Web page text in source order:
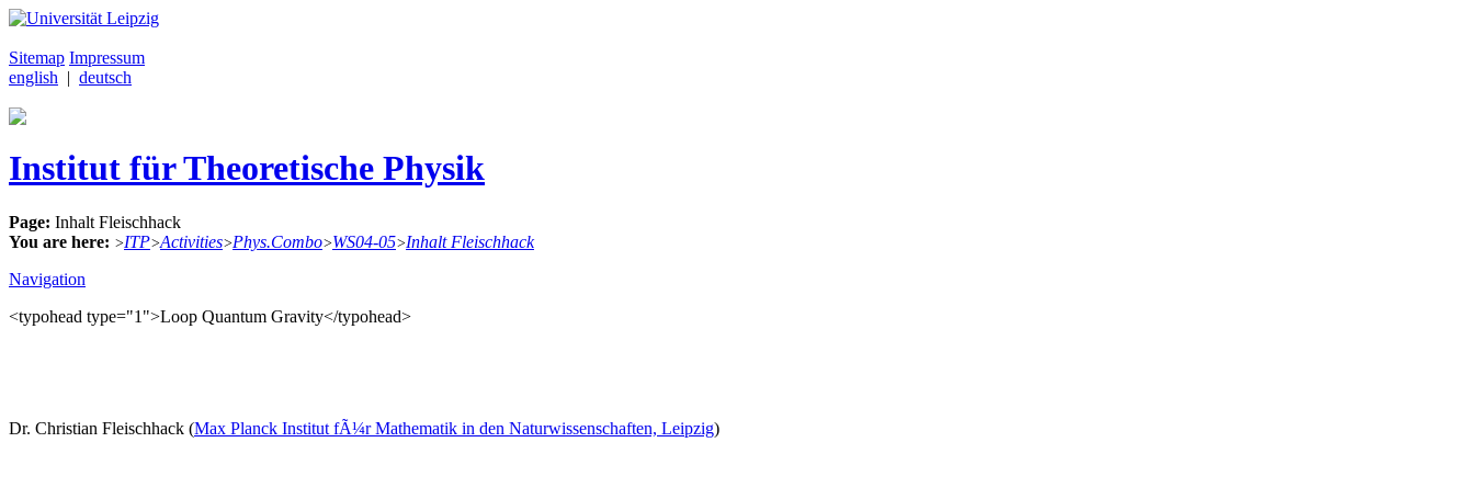
Sitemap Impressum
english | deutsch
Institut für Theoretische Physik
Page: Inhalt Fleischhack
You are here: >ITP>Activities>Phys.Combo>WS04-05>Inhalt Fleischhack
Navigation
<typohead type="1">Loop Quantum Gravity</typohead>
Dr. Christian Fleischhack (Max Planck Institut fÃ¼r Mathematik in den Naturwissenschaften, Leipzig)